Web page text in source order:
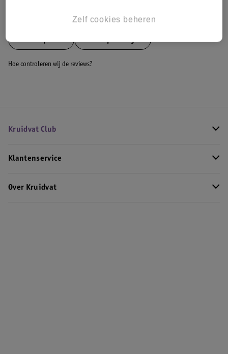
Hoe controleren wij de reviews?
Kruidvat Club
Klantenservice
Over Kruidvat
Zelf cookies beheren